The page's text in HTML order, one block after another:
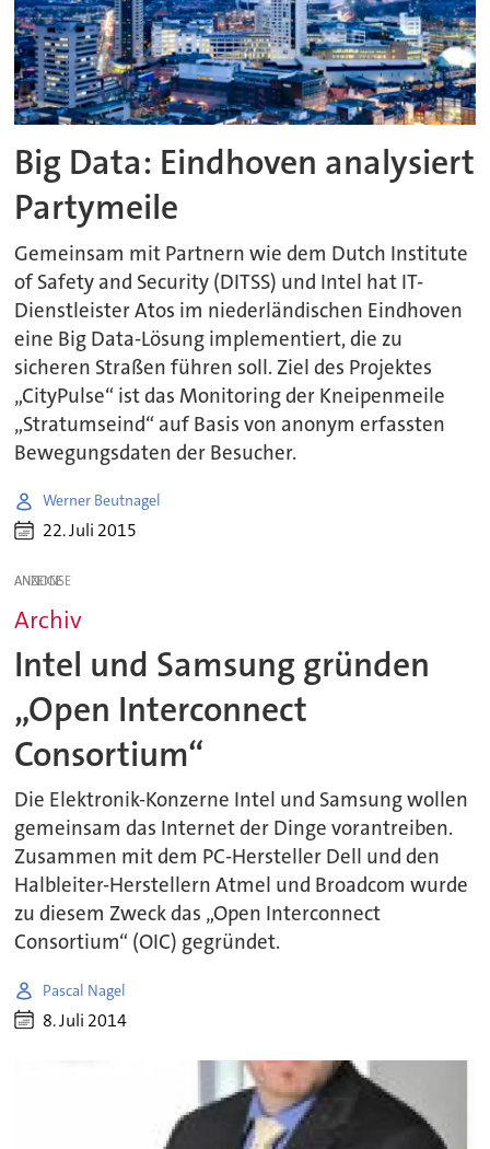
Big Data: Eindhoven analysiert
Partymeile
Gemeinsam mit Partnern wie dem Dutch Institute
of Safety and Security (DITSS) und Intel hat IT-
Dienstleister Atos im niederländischen Eindhoven
eine Big Data-Lösung implementiert, die zu
sicheren Straßen führen soll. Ziel des Projektes
„CityPulse“ ist das Monitoring der Kneipenmeile
„Stratumseind“ auf Basis von anonym erfassten
Bewegungsdaten der Besucher.
Werner Beutnagel
22. Juli 2015
ANZEIGE
Archiv
Intel und Samsung gründen
„Open Interconnect
Consortium“
Die Elektronik-Konzerne Intel und Samsung wollen
gemeinsam das Internet der Dinge vorantreiben.
Zusammen mit dem PC-Hersteller Dell und den
Halbleiter-Herstellern Atmel und Broadcom wurde
zu diesem Zweck das „Open Interconnect
Consortium“ (OIC) gegründet.
Pascal Nagel
8. Juli 2014